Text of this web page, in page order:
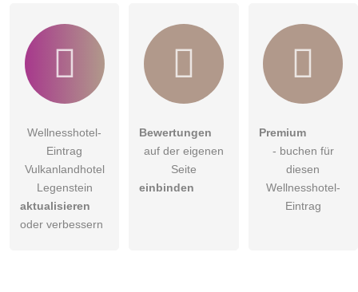
Wellnesshotel-
Eintrag
Vulkanlandhotel
Legenstein
aktualisieren
oder verbessern
Bewertungen
auf der eigenen
Seite
einbinden
Premium
- buchen für
diesen
Wellnesshotel-
Eintrag